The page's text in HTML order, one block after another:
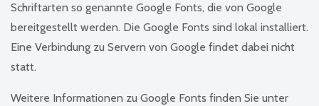
Schriftarten so genannte Google Fonts, die von Google
bereitgestellt werden. Die Google Fonts sind lokal installiert.
Eine Verbindung zu Servern von Google findet dabei nicht
statt.
Weitere Informationen zu Google Fonts finden Sie unter